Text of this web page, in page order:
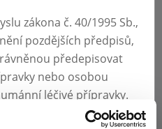
zákona č. 40/1995 Sb.,
pozdějších předpisů,
předepisovat
nebo osobou
léčivé přípravky.